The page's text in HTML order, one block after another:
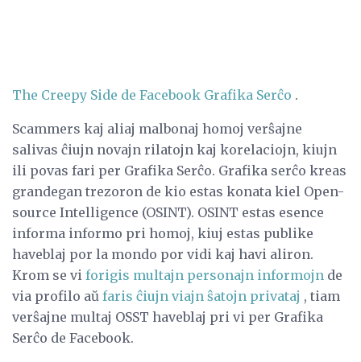
The Creepy Side de Facebook Grafika Serĉo .
Scammers kaj aliaj malbonaj homoj verŝajne
salivas ĉiujn novajn rilatojn kaj korelaciojn, kiujn
ili povas fari per Grafika Serĉo. Grafika serĉo kreas
grandegan trezoron de kio estas konata kiel Open-
source Intelligence (OSINT). OSINT estas esence
informa informo pri homoj, kiuj estas publike
haveblaj por la mondo por vidi kaj havi aliron.
Krom se vi forigis multajn personajn informojn de
via profilo aŭ faris ĉiujn viajn ŝatojn privataj , tiam
verŝajne multaj OSST haveblaj pri vi per Grafika
Serĉo de Facebook.